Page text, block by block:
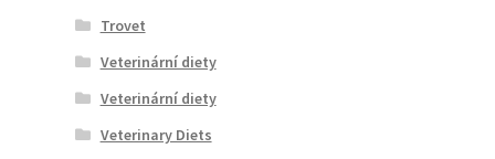
Trovet
Veterinární diety
Veterinární diety
Veterinary Diets